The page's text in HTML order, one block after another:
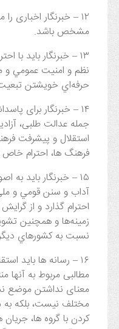
۱۲ – خبرنگار اخباری
مشخص باشد.
۱۳ – خبرنگار باید با
نظم و امنيت عمومي و
حرفه‌اي خويشتن
۱۴ – خبرنگار برای
جمله عدالت طلبی،
استقلال و پیشرفت
فرهنگ ها، احترام
۱۵ – خبرنگار باید
آداب و سنن قومي و
احترام گذارد و از
زمينه‌ها و همچنين
نسبت به کشورهاي
۱۶ – رسانه ها باید
مطالبی مربوط به آنها
معنای نداشتن موضع
مختلف نیست، بلکه به
کردن با گروه ها،